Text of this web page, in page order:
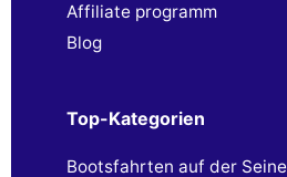
Affiliate programm
Blog
Top-Kategorien
Bootsfahrten auf der Seine